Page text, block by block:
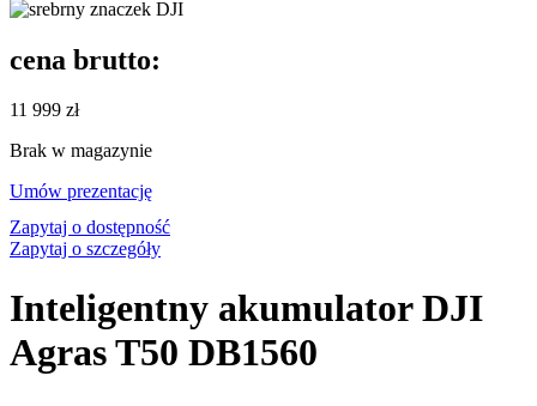
cena brutto:
11 999 zł
Brak w magazynie
Umów prezentację
Zapytaj o dostępność
Zapytaj o szczegóły
Inteligentny akumulator DJI
Agras T50 DB1560